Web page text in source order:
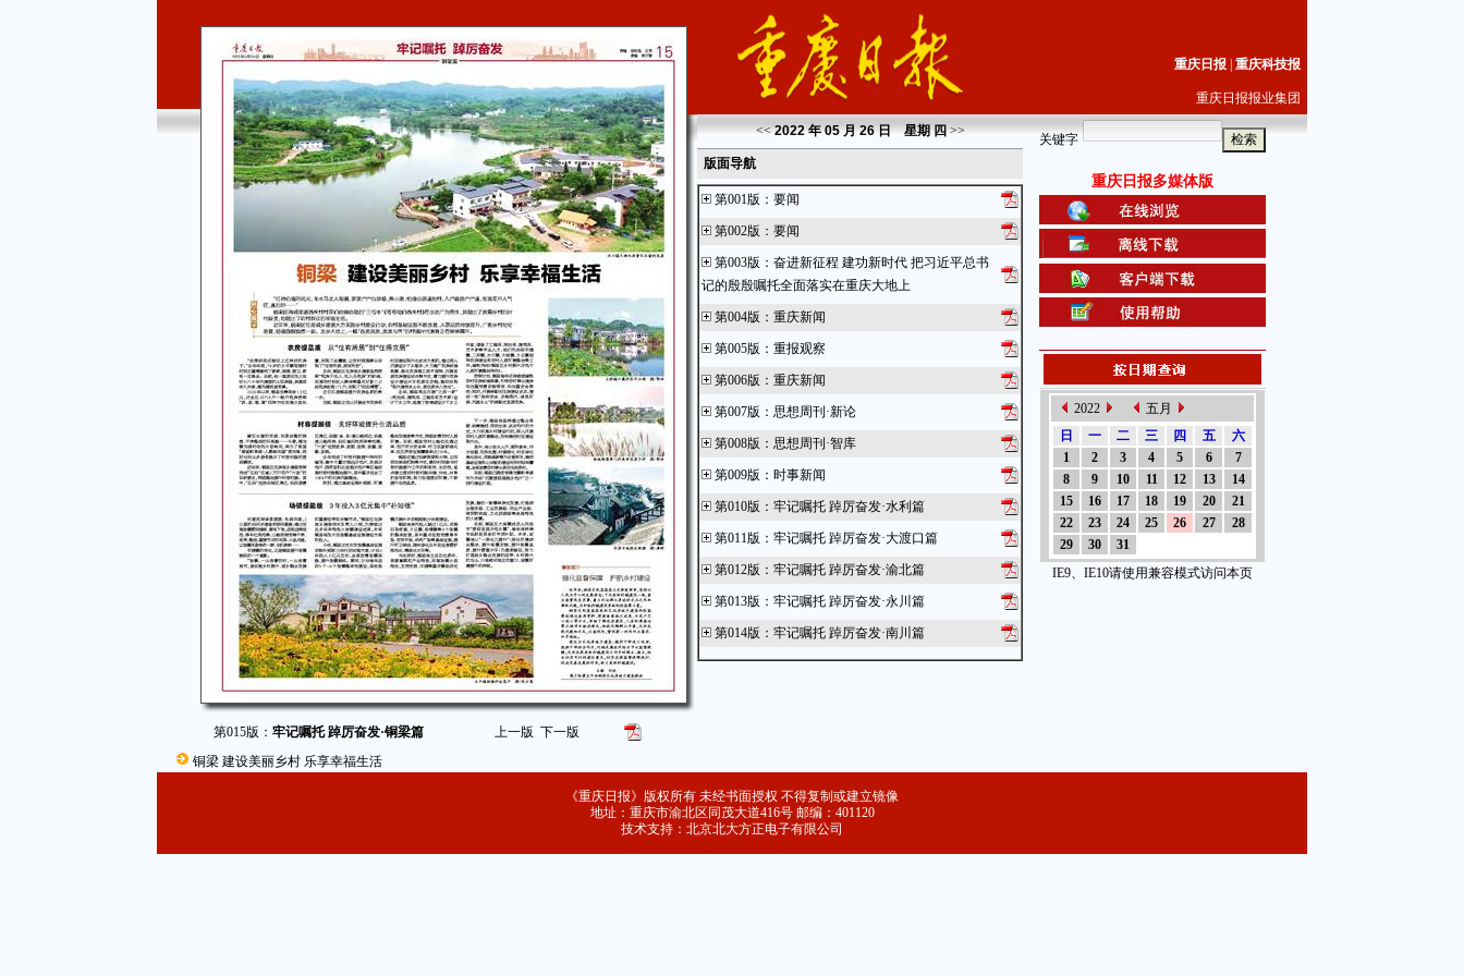
第015版： 牢记嘱托 踔厉奋发·铜梁篇 上一版 下一版
铜梁 建设美丽乡村 乐享幸福生活
重庆日报 重庆科技报
重庆日报报业集团
<< 2022 年 05 月 26 日 星期四 >>
版面导航
第001版 ： 要闻
第002版 ： 要闻
第003版 ： 奋进新征程 建功新时代 把习近平总书
记的殷殷嘱托全面落实在重庆大地上
第004版 ： 重庆新闻
第005版 ： 重报观察
第006版 ： 重庆新闻
第007版 ： 思想周刊·新论
第008版 ： 思想周刊·智库
第009版 ： 时事新闻
第010版 ： 牢记嘱托 踔厉奋发·水利篇
第011版 ： 牢记嘱托 踔厉奋发·大渡口篇
第012版 ： 牢记嘱托 踔厉奋发·渝北篇
第013版 ： 牢记嘱托 踔厉奋发·永川篇
第014版 ： 牢记嘱托 踔厉奋发·南川篇
第015版：牢记嘱托 踔厉奋发·铜梁篇
关键字
重庆日报多媒体版
2022
五月
日
一 二 三 四 五
六
1
2 3 4 5 6
7
8
9 10 11 12 13
14
15
16 17 18 19 20
21
22
23 24 25 26 27
28
29
30
31
IE9、IE10请使用兼容模式访问本页
《重庆日报》版权所有 未经书面授权 不得复制或建立镜像
地址：重庆市渝北区同茂大道416号 邮编：401120
技术支持：北京北大方正电子有限公司